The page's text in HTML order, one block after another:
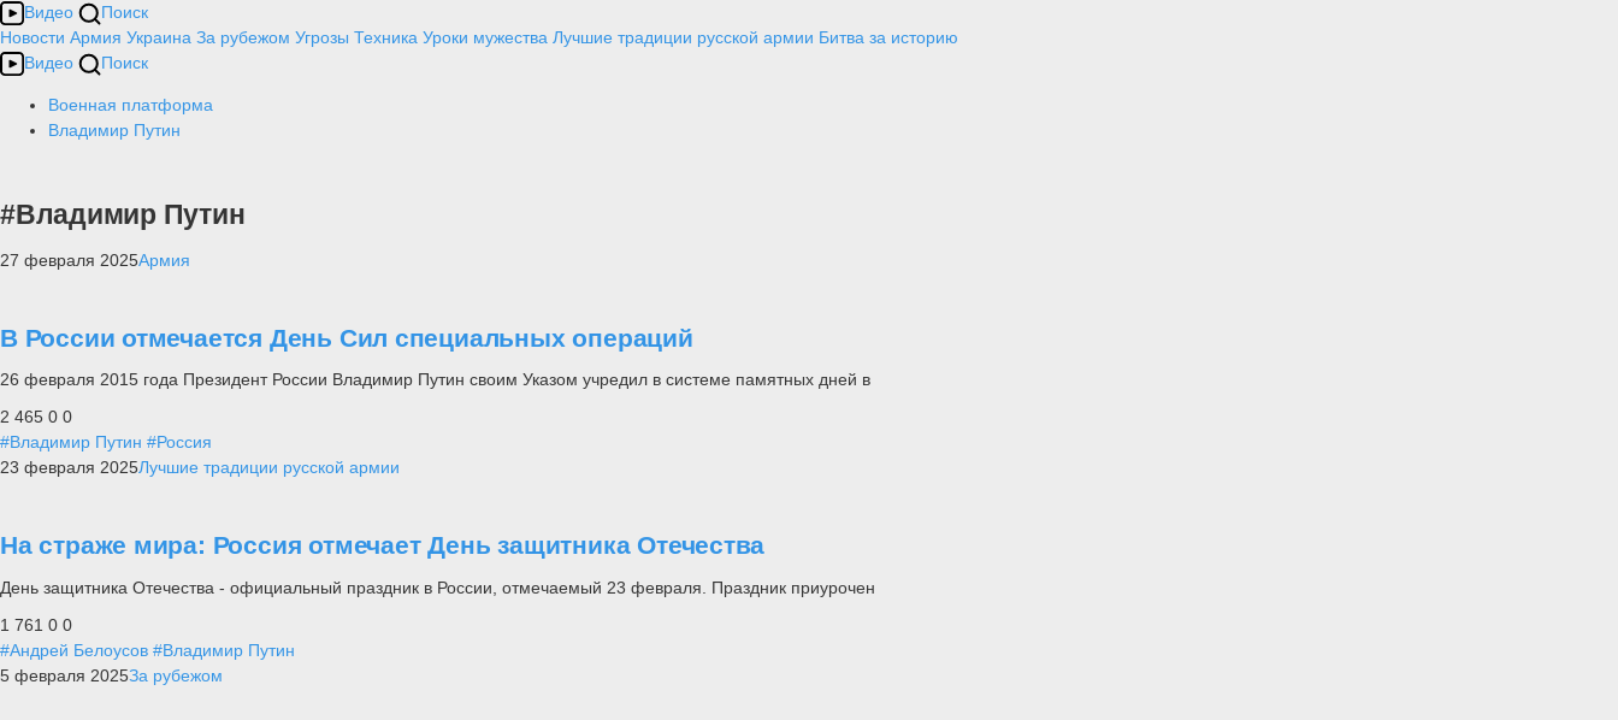
Видео
Поиск
Новости Армия Украина За рубежом Угрозы Техника Уроки мужества Лучшие традиции русской армии Битва за историю
Видео
Поиск
Военная платформа
Владимир Путин
#Владимир Путин
27 февраля 2025Армия
В России отмечается День Сил специальных операций
26 февраля 2015 года Президент России Владимир Путин своим Указом учредил в системе памятных дней в
2 465 0 0
#Владимир Путин #Россия
23 февраля 2025Лучшие традиции русской армии
На страже мира: Россия отмечает День защитника Отечества
День защитника Отечества - официальный праздник в России, отмечаемый 23 февраля. Праздник приурочен
1 761 0 0
#Андрей Белоусов #Владимир Путин
5 февраля 2025За рубежом